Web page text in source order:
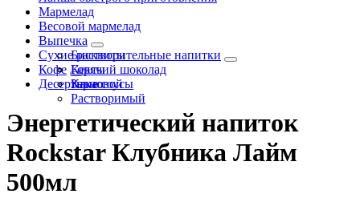
Мармелад
Весовой мармелад
Выпечка
Бисквиты
Кексы
Сухие растворительные напитки
Горячий шоколад
Какао
Кофе
Зерновой
Растворимый
Десертные соусы
Энергетический напиток
Rockstar Клубника Лайм
500мл